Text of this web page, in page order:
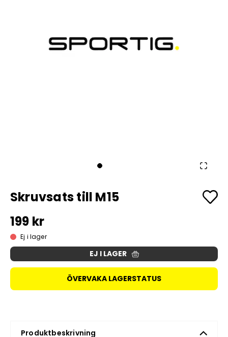
Skruvsats till M15
199 kr
Ej i lager
EJ I LAGER
ÖVERVAKA LAGERSTATUS
Produktbeskrivning